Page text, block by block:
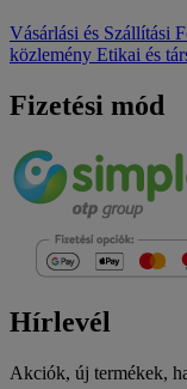
Vásárlási és Szállítási
közlemény Etikai és
Fizetési mód
Hírlevél
Akciók, új termékek,